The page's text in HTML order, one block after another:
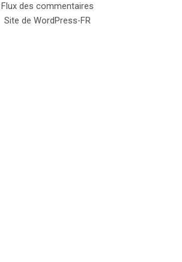
Flux des commentaires
Site de WordPress-FR